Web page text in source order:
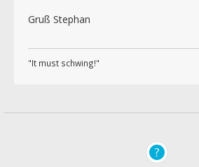
Gruß Stephan
"It must schwing!"